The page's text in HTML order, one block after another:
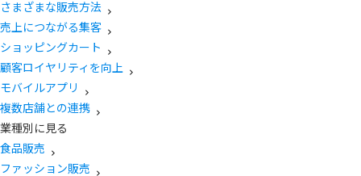
さまざまな販売方法
売上につながる集客
ショッピングカート
顧客ロイヤリティを向上
モバイルアプリ
複数店舗との連携
業種別に見る
食品販売
ファッション販売